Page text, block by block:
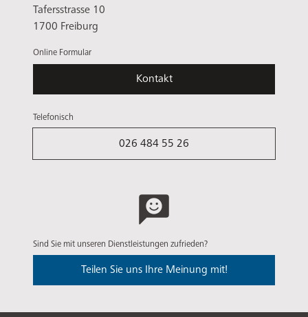
Tafersstrasse 10
1700 Freiburg
Online Formular
Kontakt
Telefonisch
026 484 55 26
Sind Sie mit unseren Dienstleistungen zufrieden?
Teilen Sie uns Ihre Meinung mit!